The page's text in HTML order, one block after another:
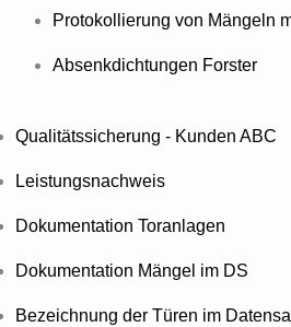
Protokollierung von Mängeln
Absenkdichtungen Forster
Qualitätssicherung - Kunden ABC
Leistungsnachweis
Dokumentation Toranlagen
Dokumentation Mängel im DS
Bezeichnung der Türen im